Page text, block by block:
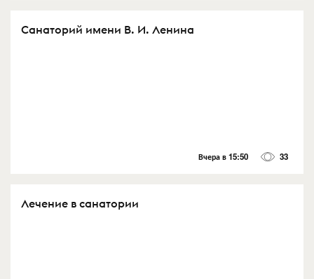
Санаторий имени В. И. Ленина
Вчера в 15:50 33
Лечение в санатории